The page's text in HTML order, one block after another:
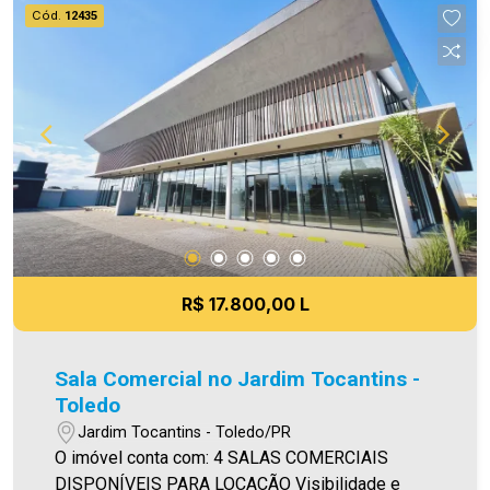
detalhes sobre o FCI, acesse o menu LOCAÇÃO
uma das maiores carteiras de imóveis
administrados da cidade, atuando com excelência
tanto na locação quanto na venda. Aproveite essa
oportunidade, agende uma visita! Imobiliária Ativa
| Sinta-se em casa! - As informações aqui
prestadas são verdadeiras, todavia, reservamo-
nos o direito de corrigir qualquer erro de
digitação e/ou ortografia, bem como alteração
dos preços e imagens. Fotos meramente
Cód. 12435
R$ 17.800,00 L
Sala Comercial no Jardim Tocantins -
Toledo
Jardim Tocantins - Toledo/PR
O imóvel conta com: 4 SALAS COMERCIAIS
DISPONÍVEIS PARA LOCAÇÃO Visibilidade e